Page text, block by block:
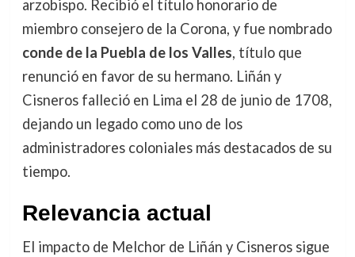
arzobispo. Recibió el título honorario de
miembro consejero de la Corona, y fue nombrado
conde de la Puebla de los Valles, título que
renunció en favor de su hermano. Liñán y
Cisneros falleció en Lima el 28 de junio de 1708,
dejando un legado como uno de los
administradores coloniales más destacados de su
tiempo.
Relevancia actual
El impacto de Melchor de Liñán y Cisneros sigue